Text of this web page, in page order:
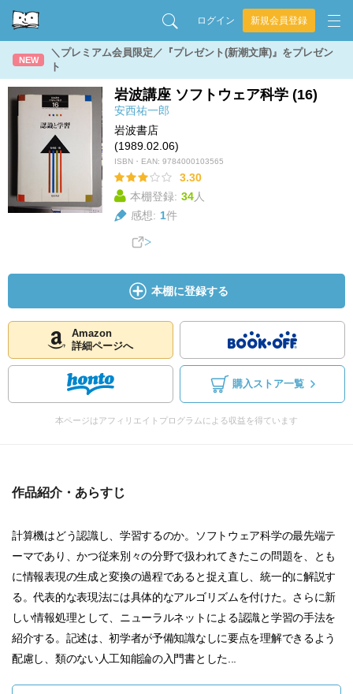
ログイン 新規会員登録
NEW
＼プレミアム会員限定／『プレゼント(新潮文庫)』をプレゼン
ト
岩波講座 ソフトウェア科学 (16)
安西祐一郎
岩波書店
(1989.02.06)
ISBN・EAN: 9784000103565
3.30
本棚登録: 34人
感想: 1件
本棚に登録する
Amazon
詳細ページへ
購入ストア一覧
本ページはアフィリエイトプログラムによる収益を得ています
作品紹介・あらすじ
計算機はどう認識し、学習するのか。ソフトウェア科学の最先端テ
ーマであり、かつ従来別々の分野で扱われてきたこの問題を、とも
に情報表現の生成と変換の過程であると捉え直し、統一的に解説す
る。代表的な表現法には具体的なアルゴリズムを付けた。さらに新
しい情報処理として、ニューラルネットによる認識と学習の手法を
紹介する。記述は、初学者が予備知識なしに要点を理解できるよう
配慮し、類のない人工知能論の入門書とした...